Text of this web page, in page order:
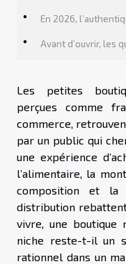
En 2026,
Avant d’ouvrir, les
Les petites
perçues comme
commerce,
par un public qui
une expérience
l’alimentaire, la
composition et
distribution
vivre, une boutique
niche reste-t-il un
rationnel dans un